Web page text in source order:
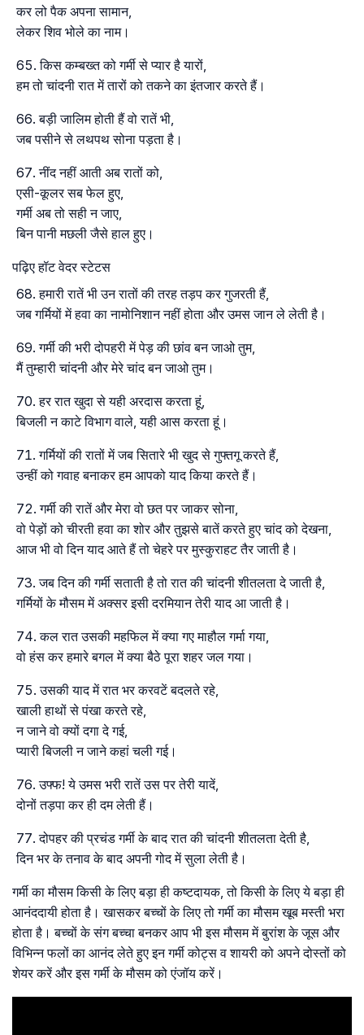
कर लो पैक अपना सामान,
लेकर शिव भोले का नाम।
किस कम्बख्त को गर्मी से प्यार है यारों,
हम तो चांदनी रात में तारों को तकने का इंतजार करते हैं।
बड़ी जालिम होती हैं वो रातें भी,
जब पसीने से लथपथ सोना पड़ता है।
नींद नहीं आती अब रातों को,
एसी-कूलर सब फेल हुए,
गर्मी अब तो सही न जाए,
बिन पानी मछली जैसे हाल हुए।
पढ़िए हॉट वेदर स्टेटस
हमारी रातें भी उन रातों की तरह तड़प कर गुजरती हैं,
जब गर्मियों में हवा का नामोनिशान नहीं होता और उमस जान ले लेती है।
गर्मी की भरी दोपहरी में पेड़ की छांव बन जाओ तुम,
मैं तुम्हारी चांदनी और मेरे चांद बन जाओ तुम।
हर रात खुदा से यही अरदास करता हूं,
बिजली न काटे विभाग वाले, यही आस करता हूं।
गर्मियों की रातों में जब सितारे भी खुद से गुफ्तगू करते हैं,
उन्हीं को गवाह बनाकर हम आपको याद किया करते हैं।
गर्मी की रातें और मेरा वो छत पर जाकर सोना,
वो पेड़ों को चीरती हवा का शोर और तुझसे बातें करते हुए चांद को देखना,
आज भी वो दिन याद आते हैं तो चेहरे पर मुस्कुराहट तैर जाती है।
जब दिन की गर्मी सताती है तो रात की चांदनी शीतलता दे जाती है,
गर्मियों के मौसम में अक्सर इसी दरमियान तेरी याद आ जाती है।
कल रात उसकी महफिल में क्या गए माहौल गर्मा गया,
वो हंस कर हमारे बगल में क्या बैठे पूरा शहर जल गया।
उसकी याद में रात भर करवटें बदलते रहे,
खाली हाथों से पंखा करते रहे,
न जाने वो क्यों दगा दे गई,
प्यारी बिजली न जाने कहां चली गई।
उफ्फ! ये उमस भरी रातें उस पर तेरी यादें,
दोनों तड़पा कर ही दम लेती हैं।
दोपहर की प्रचंड गर्मी के बाद रात की चांदनी शीतलता देती है,
दिन भर के तनाव के बाद अपनी गोद में सुला लेती है।
गर्मी का मौसम किसी के लिए बड़ा ही कष्टदायक, तो किसी के लिए ये बड़ा ही
आनंददायी होता है। खासकर बच्चों के लिए तो गर्मी का मौसम खूब मस्ती भरा
होता है। बच्चों के संग बच्चा बनकर आप भी इस मौसम में बुरांश के जूस और
विभिन्न फलों का आनंद लेते हुए इन गर्मी कोट्स व शायरी को अपने दोस्तों को
शेयर करें और इस गर्मी के मौसम को एंजॉय करें।